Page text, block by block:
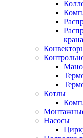
Котлы
Насосы